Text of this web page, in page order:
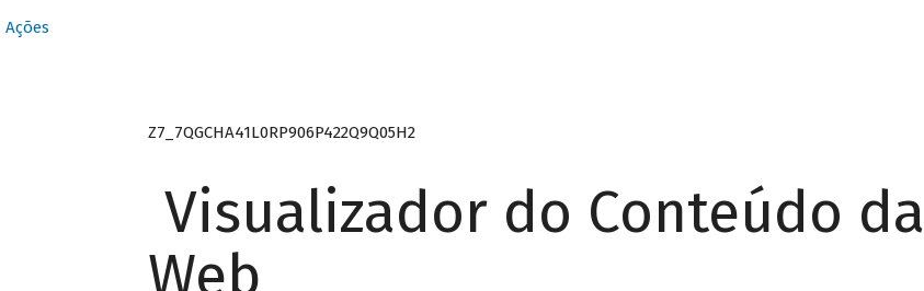
Ações
Z7_7QGCHA41L0RP906P422Q9Q05H2
Visualizador do Conteúdo da
Web